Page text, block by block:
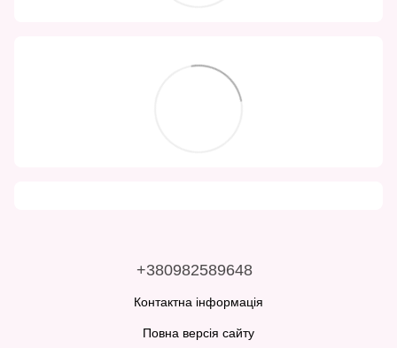
+380982589648
Контактна інформація
Повна версія сайту